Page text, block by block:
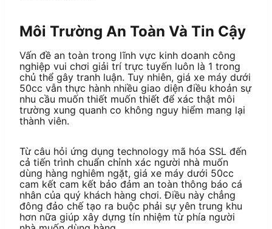
Môi Trường An Toàn Và Tin Cậy
Vấn đề an toàn trong lĩnh vực kinh doanh công
nghiệp vui chơi giải trí trực tuyến luôn là 1 trong
chủ thể gây tranh luận. Tuy nhiên, giá xe máy dưới
50cc vẫn thực hành nhiều giao diện điều khoản sự
nhu cầu muốn thiết muốn thiết để xác thật môi
trường xung quanh co không nguy hiểm mang lại
thành viên.
Từ câu hỏi ứng dụng technology mã hóa SSL đến
cả tiến trình chuẩn chỉnh xác người nhà muốn
dùng hàng nghiêm ngặt, giá xe máy dưới 50cc
cam kết cam kết bảo đảm an toàn thông báo cá
nhân của quý khách hàng chơi. Điều này chẳng
đông đảo chế tạo ra buộc phải sự yên trung khu
hơn nữa giúp xây dựng tín nhiệm từ phía người